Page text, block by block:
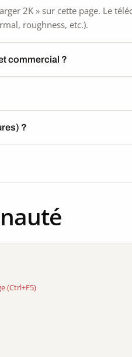
2K » sur cette page. Le
roughness, etc.).
commercial ?
?
(Ctrl+F5)